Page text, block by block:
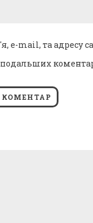
e-mail, та адресу
подальших